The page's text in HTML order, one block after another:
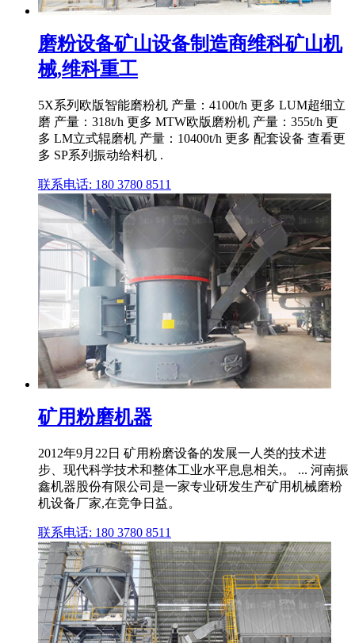
磨粉设备矿山设备制造商维科矿山机
械,维科重工
5X系列欧版智能磨粉机 产量：4100t/h 更多 LUM超细立
磨 产量：318t/h 更多 MTW欧版磨粉机 产量：355t/h 更
多 LM立式辊磨机 产量：10400t/h 更多 配套设备 查看更
多 SP系列振动给料机 .
联系电话: 180 3780 8511
矿用粉磨机器
2012年9月22日 矿用粉磨设备的发展一人类的技术进
步、现代科学技术和整体工业水平息息相关,。 ... 河南振
鑫机器股份有限公司是一家专业研发生产矿用机械磨粉
机设备厂家,在竞争日益。
联系电话: 180 3780 8511